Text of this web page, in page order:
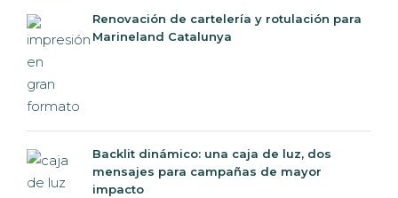
Renovación de cartelería y rotulación para
Marineland Catalunya
Backlit dinámico: una caja de luz, dos
mensajes para campañas de mayor
impacto